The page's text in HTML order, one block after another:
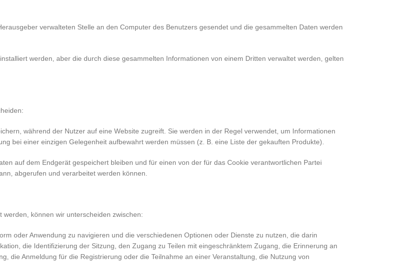
verwalteten Stelle an den Computer des Benutzers gesendet und die gesammelten Daten werden
werden, aber die durch diese gesammelten Informationen von einem Dritten verwaltet werden, gelten
während der Nutzer auf eine Website zugreift. Sie werden in der Regel verwendet, um Informationen
bei einer einzigen Gelegenheit aufbewahrt werden müssen (z. B. eine Liste der gekauften Produkte).
auf dem Endgerät gespeichert bleiben und für einen von der für das Cookie verantwortlichen Partei
abgerufen und verarbeitet werden können.
können wir unterscheiden zwischen:
oder Anwendung zu navigieren und die verschiedenen Optionen oder Dienste zu nutzen, die darin
die Identifizierung der Sitzung, den Zugang zu Teilen mit eingeschränktem Zugang, die Erinnerung an
die Anmeldung für die Registrierung oder die Teilnahme an einer Veranstaltung, die Nutzung von